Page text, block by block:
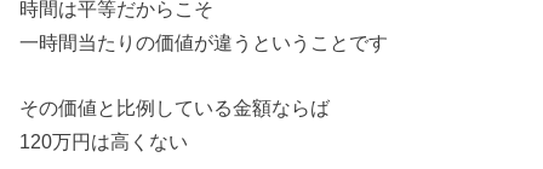
時間は平等だからこそ
一時間当たりの価値が違うということです
その価値と比例している金額ならば
120万円は高くない